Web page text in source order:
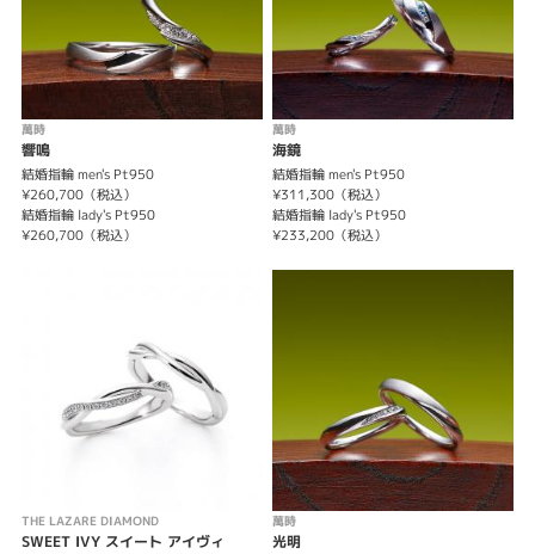
萬時
響鳴
結婚指輪 men's Pt950
¥260,700（税込）
結婚指輪 lady's Pt950
¥260,700（税込）
萬時
海鏡
結婚指輪 men's Pt950
¥311,300（税込）
結婚指輪 lady's Pt950
¥233,200（税込）
THE LAZARE DIAMOND
SWEET IVY スイート アイヴィ
萬時
光明